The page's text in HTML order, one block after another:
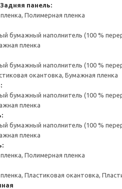
Задняя панель:
Полимерная пленка
бумажный наполнитель (100 %
пленка
бумажный наполнитель (100 %
окантовка, Бумажная пленка
бумажный наполнитель (100 %
пленка
бумажный наполнитель (100 %
пленка
Полимерная пленка
Пластиковая окантовка,